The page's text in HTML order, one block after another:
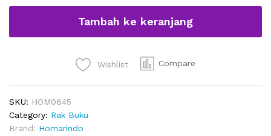
Warna
6
Tambah ke keranjang
Wishlist Compare
SKU: HOM0645
Category: Rak Buku
Brand: Homarindo